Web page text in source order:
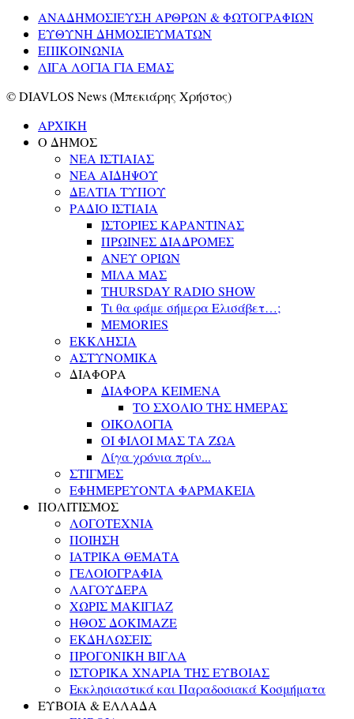
ΑΝΑΔΗΜΟΣΙΕΥΣΗ ΑΡΘΡΩΝ & ΦΩΤΟΓΡΑΦΙΩΝ
ΕΥΘΥΝΗ ΔΗΜΟΣΙΕΥΜΑΤΩΝ
ΕΠΙΚΟΙΝΩΝΙΑ
ΛΙΓΑ ΛΟΓΙΑ ΓΙΑ ΕΜΑΣ
© DIAVLOS News (Μπεκιάρης Χρήστος)
ΑΡΧΙΚΗ
Ο ΔΗΜΟΣ
ΝΕΑ ΙΣΤΙΑΙΑΣ
ΝΕΑ ΑΙΔΗΨΟΥ
ΔΕΛΤΙΑ ΤΥΠΟΥ
ΡΑΔΙΟ ΙΣΤΙΑΙΑ
ΙΣΤΟΡΙΕΣ ΚΑΡΑΝΤΙΝΑΣ
ΠΡΩΙΝΕΣ ΔΙΑΔΡΟΜΕΣ
ΑΝΕΥ ΟΡΙΩΝ
ΜΙΛΑ ΜΑΣ
THURSDAY RADIO SHOW
Τι θα φάμε σήμερα Ελισάβετ…;
MEMORIES
ΕΚΚΛΗΣΙΑ
ΑΣΤΥΝΟΜΙΚΑ
ΔΙΑΦΟΡΑ
ΔΙΑΦΟΡΑ ΚΕΙΜΕΝΑ
ΤΟ ΣΧΟΛΙΟ ΤΗΣ ΗΜΕΡΑΣ
ΟΙΚΟΛΟΓΙΑ
ΟΙ ΦΙΛΟΙ ΜΑΣ ΤΑ ΖΩΑ
Λίγα χρόνια πρίν...
ΣΤΙΓΜΕΣ
ΕΦΗΜΕΡΕΥΟΝΤΑ ΦΑΡΜΑΚΕΙΑ
ΠΟΛΙΤΙΣΜΟΣ
ΛΟΓΟΤΕΧΝΙΑ
ΠΟΙΗΣΗ
ΙΑΤΡΙΚΑ ΘΕΜΑΤΑ
ΓΕΛΟΙΟΓΡΑΦΙΑ
ΛΑΓΟΥΔΕΡΑ
ΧΩΡΙΣ ΜΑΚΙΓΙΑΖ
ΗΘΟΣ ΔΟΚΙΜΑΖΕ
ΕΚΔΗΛΩΣΕΙΣ
ΠΡΟΓΟΝΙΚΗ ΒΙΓΛΑ
ΙΣΤΟΡΙΚΑ ΧΝΑΡΙΑ ΤΗΣ ΕΥΒΟΙΑΣ
Εκκλησιαστικά και Παραδοσιακά Κοσμήματα
ΕΥΒΟΙΑ & ΕΛΛΑΔΑ